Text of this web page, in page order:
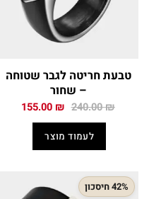
טבעת חריטה לגבר שטוחה
– שחור
240.00₪ המחיר
240.00 ₪.
155.00 ₪ המחיר
לעמוד מוצר
42% חיסכון